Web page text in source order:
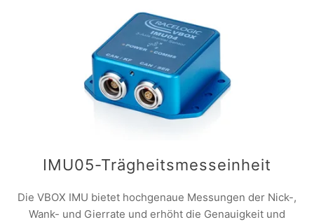
IMU05-Trägheitsmesseinheit
Die VBOX IMU bietet hochgenaue Messungen der Nick-,
Wank- und Gierrate und erhöht die Genauigkeit und